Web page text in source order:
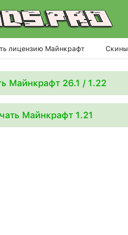
лицензию Майнкрафт Скины
Майнкрафт 26.1 / 1.22
Майнкрафт 1.21